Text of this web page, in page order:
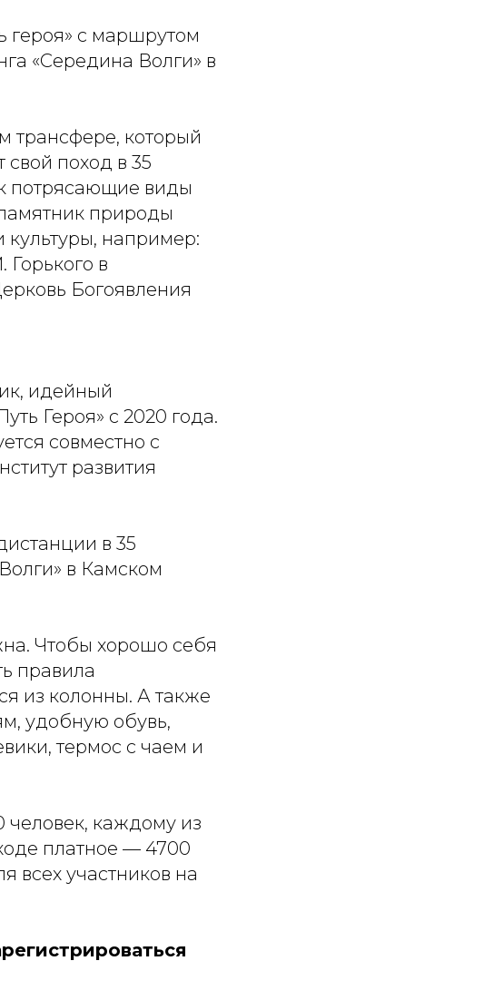
героя» с маршрутом
«Середина Волги» в
трансфере, который
свой поход в 35
потрясающие виды
природы
культуры, например:
в
Богоявления
идейный
Героя» с 2020 года.
совместно с
развития
в 35
в Камском
Чтобы хорошо себя
правила
из колонны. А также
удобную обувь,
термос с чаем и
человек, каждому из
платное — 4700
всех участников на